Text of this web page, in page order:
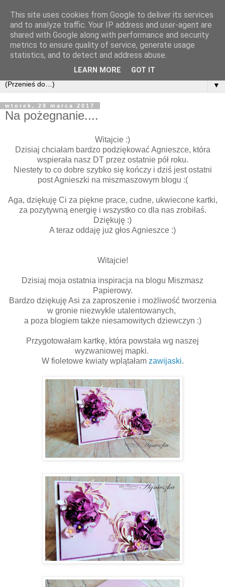
▼
wtorek, 28 marca 2017
Na pożegnanie....
Witajcie :)
Dzisiaj chciałam bardzo podziękować Agnieszce, która
wspierała nasz DT przez ostatnie pół roku.
Niestety to co dobre szybko się kończy i dziś jest ostatni
post Agnieszki na miszmaszowym blogu :(
Aga, dziękuję Ci za piękne prace, cudne, ukwiecone kartki,
za pozytywną energię i wszystko co dla nas zrobiłaś.
Dziękuję :)
A teraz oddaję już głos Agnieszce :)
Witajcie!
Dzisiaj moja ostatnia inspiracja na blogu Miszmasz
Papierowy.
Bardzo dziękuję Asi za zaproszenie i możliwość tworzenia
w gronie niezwykle utalentowanych,
a poza blogiem także niesamowitych dziewczyn :)
Przygotowałam kartkę, która powstała wg naszej
wyzwaniowej mapki.
W fioletowe kwiaty wplątałamzawijaski.
This site uses cookies from Google to deliver its services
and to analyze traffic. Your IP address and user-agent are
shared with Google along with performance and security
metrics to ensure quality of service, generate usage
statistics, and to detect and address abuse.
LEARN MORE GOT IT